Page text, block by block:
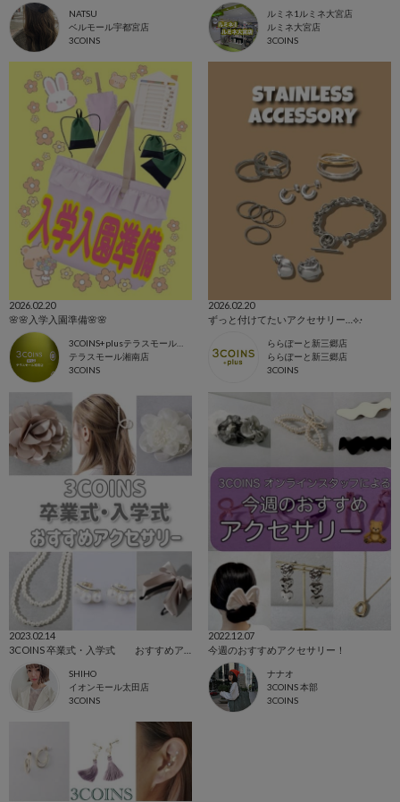
NATSU
ベルモール宇都宮店
3COINS
ルミネ1ルミネ大宮店
ルミネ大宮店
3COINS
2026.02.20
🌸🌸入学入園準備🌸🌸
3COINS+plusテラスモール湘南店
テラスモール湘南店
3COINS
2026.02.20
ずっと付けてたいアクセサリー…⟡.·
ららぽーと新三郷店
ららぽーと新三郷店
3COINS
2023.02.14
SHIHO
イオンモール太田店
3COINS
2022.12.07
今週のおすすめアクセサリー！
ナナオ
3COINS 本部
3COINS